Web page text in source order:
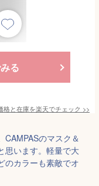
る
格と在庫を楽天でチェック >>
CAMPASのマスク＆
思います。軽量で大
のカラーも素敵でオ